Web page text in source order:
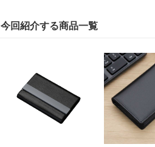
今回紹介する商品一覧